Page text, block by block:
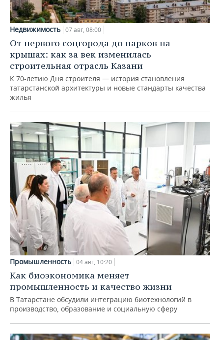
Недвижимость 07 авг, 08:00
От первого соцгорода до парков на
крышах: как за век изменилась
строительная отрасль Казани
К 70-летию Дня строителя — история становления
татарстанской архитектуры и новые стандарты качества
жилья
Промышленность 04 авг, 10:20
Как биоэкономика меняет
промышленность и качество жизни
В Татарстане обсудили интеграцию биотехнологий в
производство, образование и социальную сферу